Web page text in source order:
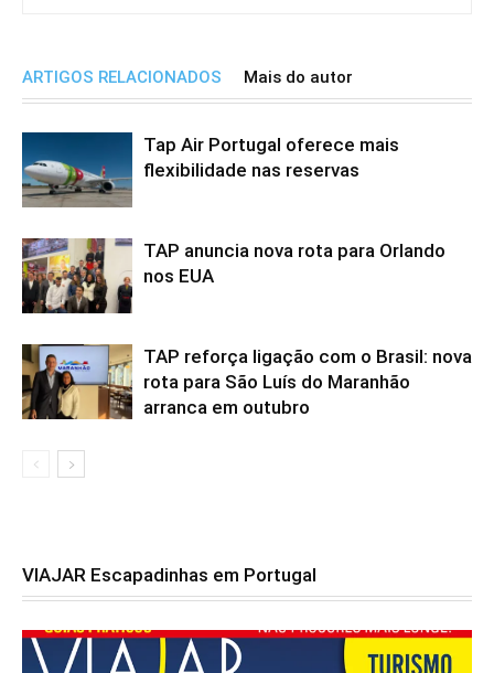
ARTIGOS RELACIONADOS Mais do autor
Tap Air Portugal oferece mais
flexibilidade nas reservas
TAP anuncia nova rota para Orlando
nos EUA
TAP reforça ligação com o Brasil: nova
rota para São Luís do Maranhão
arranca em outubro
VIAJAR Escapadinhas em Portugal